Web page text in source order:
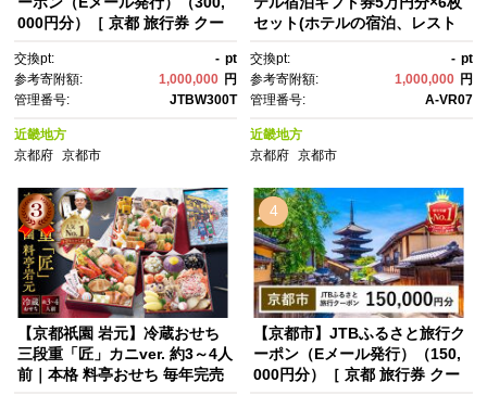
000円分）［ 京都 旅行券 クー
ル発行 クーポン 旅行 ギフト 宿
泊券 ホテル 旅館 宿泊 観光 グ
ルメ 人気 おすすめ ふるさと納
税 ］
交換pt: - pt
参考寄附額:
1,000,000 円
管理番号:
JTBW300T
近畿地方
京都府
京都市
セット(ホテルの宿泊、レスト
山 源氏物語の世界観 庭園 隠れ
家 ホテル 宿泊 ギフト券 割引
券 割引 チケット 宿泊券 人
気 おすすめ ホテル 宿泊 旅
行 観光 グルメ ふるさと納税 ］
交換pt: - pt
参考寄附額:
1,000,000 円
管理番号:
A-VR07
近畿地方
京都府 京都市
【京都祇園 岩元】冷蔵おせち
三段重「匠」カニver. 約3～4人
前｜本格 料亭おせち 毎年完売
4
【京都市】JTBふるさと旅行ク
ーポン（Eメール発行）（150,
000円分）［ 京都 旅行券 クー